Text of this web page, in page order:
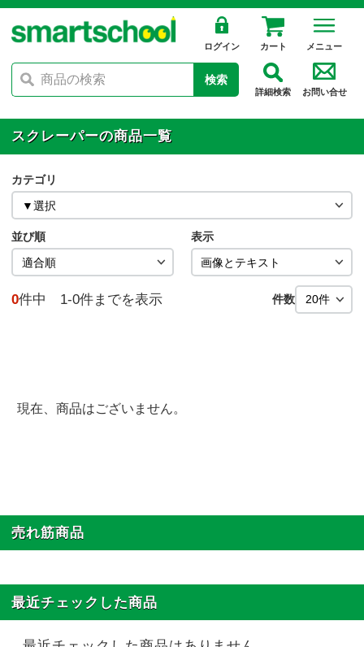
ログイン カート メニュー
検索
詳細検索 お問い合せ
スクレーパーの商品一覧
カテゴリ
並び順 表示
0件中 1-0件までを表示 件数
現在、商品はございません。
売れ筋商品
最近チェックした商品